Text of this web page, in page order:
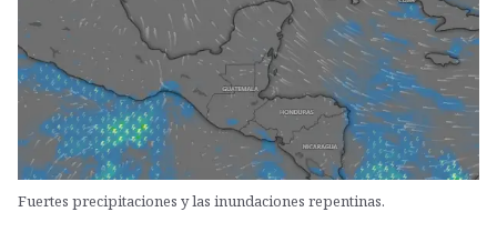
Fuertes precipitaciones y las inundaciones repentinas.